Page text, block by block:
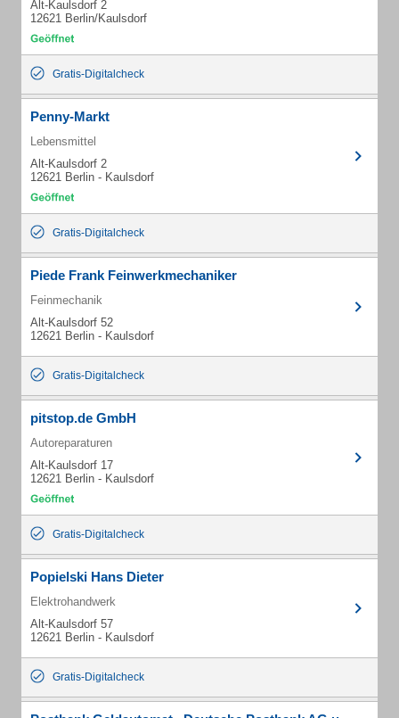
Alt-Kaulsdorf 2
12621 Berlin/Kaulsdorf
Gratis-Digitalcheck
Penny-Markt
Lebensmittel
Alt-Kaulsdorf 2
12621 Berlin - Kaulsdorf
Gratis-Digitalcheck
Piede Frank Feinwerkmechaniker
Feinmechanik
Alt-Kaulsdorf 52
12621 Berlin - Kaulsdorf
Gratis-Digitalcheck
pitstop.de GmbH
Autoreparaturen
Alt-Kaulsdorf 17
12621 Berlin - Kaulsdorf
Gratis-Digitalcheck
Popielski Hans Dieter
Elektrohandwerk
Alt-Kaulsdorf 57
12621 Berlin - Kaulsdorf
Gratis-Digitalcheck